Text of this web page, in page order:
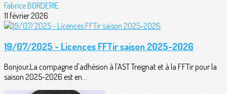
Fabrice BORDERIE
11 février 2026
19/07/2025 - Licences FFTir saison 2025-2026
Bonjour,La compagne d'adhésion à l'AST Treignat et à la FFTir pour la
saison 2025-2026 est en...